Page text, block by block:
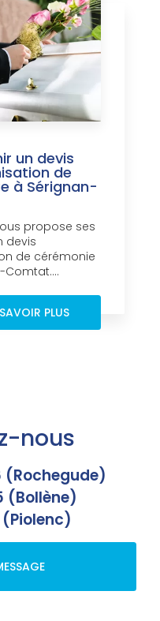
un devis
de
à Sérignan-
vous propose ses
devis
de cérémonie
PLUS
nous
(Rochegude)
(Bollène)
(Piolenc)